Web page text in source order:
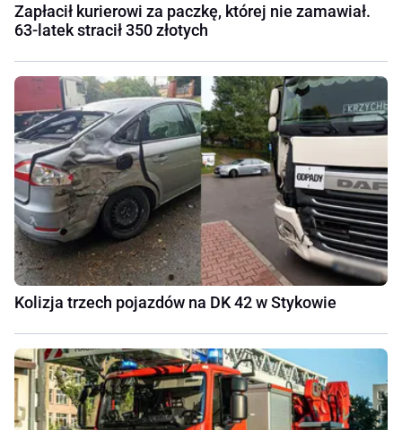
Zapłacił kurierowi za paczkę, której nie zamawiał.
63-latek stracił 350 złotych
Kolizja trzech pojazdów na DK 42 w Stykowie